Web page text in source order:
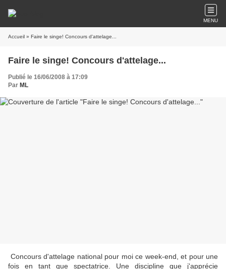
MENU
Accueil » Faire le singe! Concours d'attelage...
Faire le singe! Concours d'attelage...
Publié le 16/06/2008 à 17:09
Par ML
Concours d'attelage national pour moi ce week-end, et pour une
fois en tant que spectatrice. Une discipline que j'apprécie